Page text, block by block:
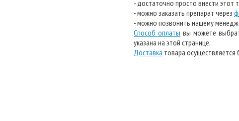
- достаточно просто внести этот
- можно заказать препарат через
- можно позвонить нашему
Способ оплаты вы можете
указана на этой странице.
Доставка товара осуществляется